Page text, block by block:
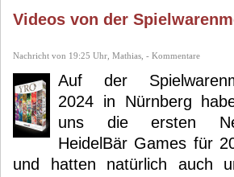
Videos von der
Nachricht von 19:25 Uhr, Mathias, - Kommentare
Auf der
2024 in Nürnberg
uns die ersten
HeidelBär Games für
und hatten natürlich auch